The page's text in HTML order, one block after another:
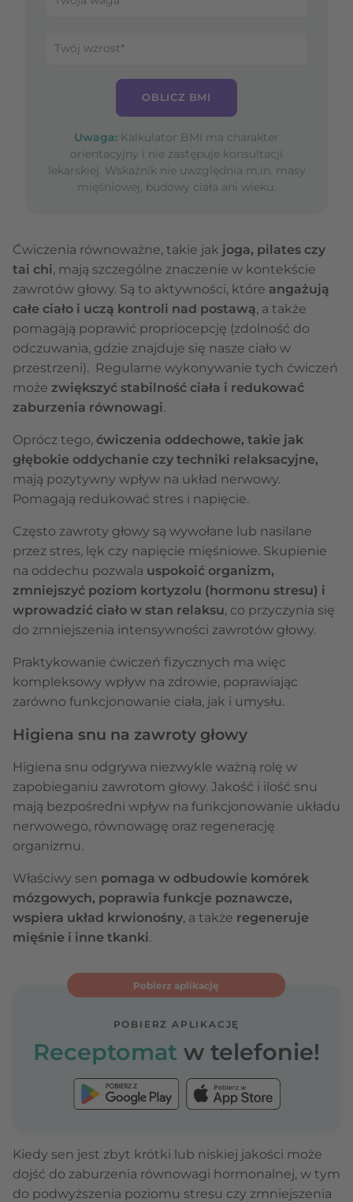
OBLICZ BMI
Uwaga: Kalkulator BMI ma charakter
orientacyjny i nie zastępuje konsultacji
lekarskiej. Wskaźnik nie uwzględnia m.in. masy
mięśniowej, budowy ciała ani wieku.
Ćwiczenia równoważne, takie jak joga, pilates czy
tai chi, mają szczególne znaczenie w kontekście
zawrotów głowy. Są to aktywności, które angażują
całe ciało i uczą kontroli nad postawą, a także
pomagają poprawić propriocepcję (zdolność do
odczuwania, gdzie znajduje się nasze ciało w
przestrzeni). Regularne wykonywanie tych ćwiczeń
może zwiększyć stabilność ciała i redukować
zaburzenia równowagi.
Oprócz tego, ćwiczenia oddechowe, takie jak
głębokie oddychanie czy techniki relaksacyjne,
mają pozytywny wpływ na układ nerwowy.
Pomagają redukować stres i napięcie.
Często zawroty głowy są wywołane lub nasilane
przez stres, lęk czy napięcie mięśniowe. Skupienie
na oddechu pozwala uspokoić organizm,
zmniejszyć poziom kortyzolu (hormonu stresu) i
wprowadzić ciało w stan relaksu, co przyczynia się
do zmniejszenia intensywności zawrotów głowy.
Praktykowanie ćwiczeń fizycznych ma więc
kompleksowy wpływ na zdrowie, poprawiając
zarówno funkcjonowanie ciała, jak i umysłu.
Higiena snu na zawroty głowy
Higiena snu odgrywa niezwykle ważną rolę w
zapobieganiu zawrotom głowy. Jakość i ilość snu
mają bezpośredni wpływ na funkcjonowanie układu
nerwowego, równowagę oraz regenerację
organizmu.
Właściwy sen pomaga w odbudowie komórek
mózgowych, poprawia funkcje poznawcze,
wspiera układ krwionośny, a także regeneruje
mięśnie i inne tkanki.
Pobierz aplikację
POBIERZ APLIKACJĘ
Receptomat w telefonie!
Kiedy sen jest zbyt krótki lub niskiej jakości może
dojść do zaburzenia równowagi hormonalnej, w tym
do podwyższenia poziomu stresu czy zmniejszenia